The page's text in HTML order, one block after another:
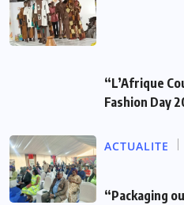
“L’Afrique
Fashion Day
ACTUALITE
“Packaging